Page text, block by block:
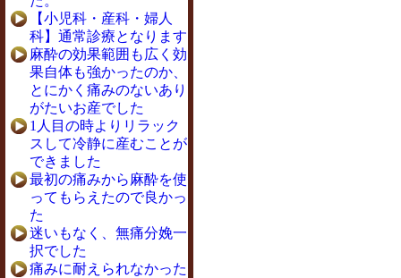
【小児科・産科・婦人
科】通常診療となります
麻酔の効果範囲も広く効
果自体も強かったのか、
とにかく痛みのないあり
がたいお産でした
1人目の時よりリラック
スして冷静に産むことが
できました
最初の痛みから麻酔を使
ってもらえたので良かっ
た
迷いもなく、無痛分娩一
択でした
痛みに耐えられなかった